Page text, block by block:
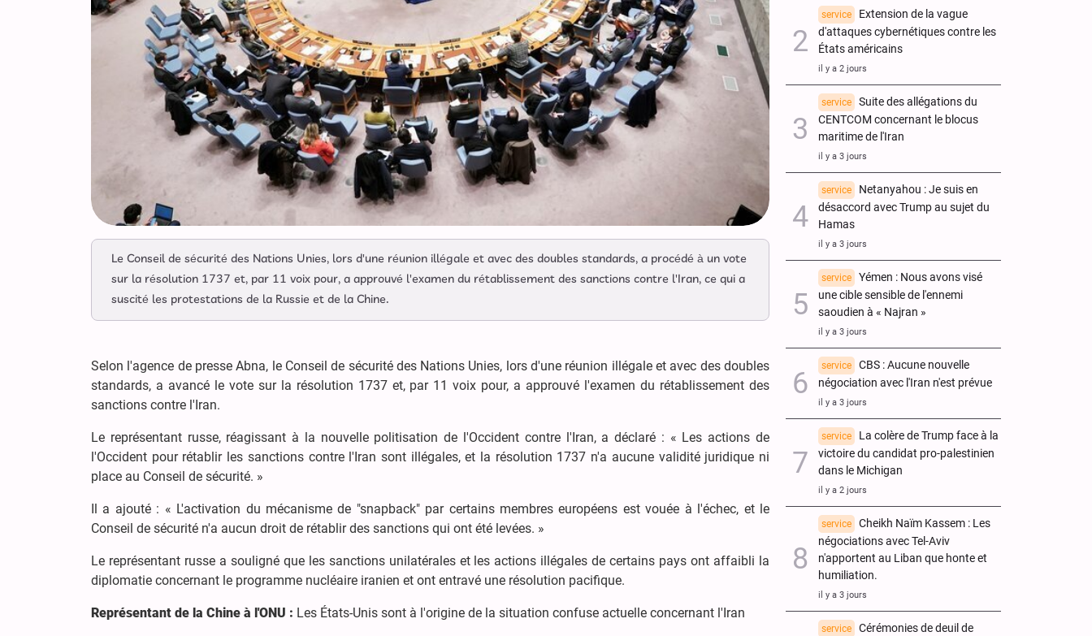
Le Conseil de sécurité des Nations Unies, lors d'une réunion illégale et avec des doubles standards, a procédé à un vote
sur la résolution 1737 et, par 11 voix pour, a approuvé l'examen du rétablissement des sanctions contre l'Iran, ce qui a
suscité les protestations de la Russie et de la Chine.
Selon l'agence de presse Abna, le Conseil de sécurité des Nations Unies, lors d'une réunion illégale et avec des doubles
standards, a avancé le vote sur la résolution 1737 et, par 11 voix pour, a approuvé l'examen du rétablissement des
sanctions contre l'Iran.
Le représentant russe, réagissant à la nouvelle politisation de l'Occident contre l'Iran, a déclaré : « Les actions de
l'Occident pour rétablir les sanctions contre l'Iran sont illégales, et la résolution 1737 n'a aucune validité juridique ni
place au Conseil de sécurité. »
Il a ajouté : « L'activation du mécanisme de "snapback" par certains membres européens est vouée à l'échec, et le
Conseil de sécurité n'a aucun droit de rétablir des sanctions qui ont été levées. »
Le représentant russe a souligné que les sanctions unilatérales et les actions illégales de certains pays ont affaibli la
diplomatie concernant le programme nucléaire iranien et ont entravé une résolution pacifique.
Représentant de la Chine à l'ONU : Les États-Unis sont à l'origine de la situation confuse actuelle concernant l'Iran
service
Extension de la vague
d'attaques cybernétiques contre les
États américains
il y a 2 jours
service
Suite des allégations du
CENTCOM concernant le blocus
maritime de l'Iran
il y a 3 jours
service
Netanyahou : Je suis en
désaccord avec Trump au sujet du
Hamas
il y a 3 jours
service
Yémen : Nous avons visé
une cible sensible de l'ennemi
saoudien à « Najran »
il y a 3 jours
service
CBS : Aucune nouvelle
négociation avec l'Iran n'est prévue
il y a 3 jours
service
La colère de Trump face à la
victoire du candidat pro-palestinien
dans le Michigan
il y a 2 jours
service
Cheikh Naïm Kassem : Les
négociations avec Tel-Aviv
n'apportent au Liban que honte et
humiliation.
il y a 3 jours
service
Cérémonies de deuil de